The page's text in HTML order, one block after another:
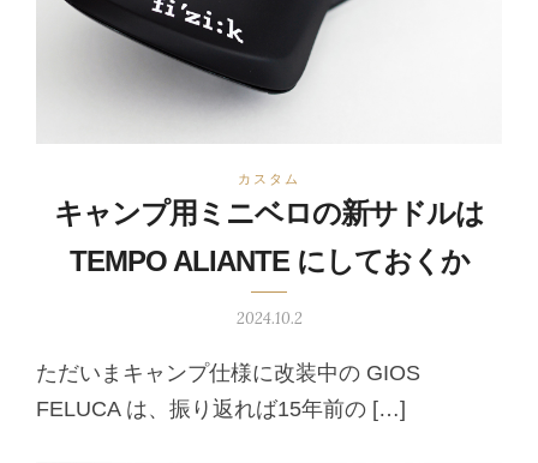
カスタム
キャンプ用ミニベロの新サドルは
TEMPO ALIANTE にしておくか
2024.10.2
ただいまキャンプ仕様に改装中の GIOS
FELUCA は、振り返れば15年前の […]